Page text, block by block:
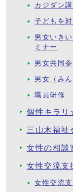
カジダン
子どもを
男女いき
ミナー
男女共同
男女（み
職員研修
個性キラ
三山木福祉
女性の相談
女性交流支
女性交流